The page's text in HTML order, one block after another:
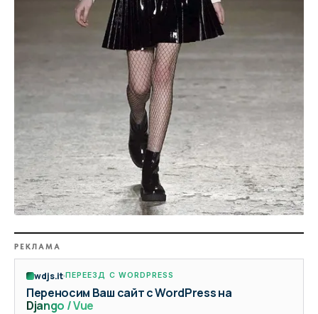
РЕКЛАМА
wdjs.it ПЕРЕЕЗД С WORDPRESS
Переносим Ваш сайт с WordPress на
Django / Vue